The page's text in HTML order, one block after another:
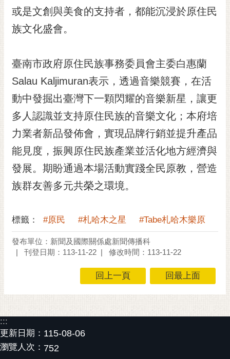
資
料
宣
告
市
交
通
置
或是文創與美食的支持者，都能沉浸於原住民
族文化盛會。
臺南市政府原住民族事務委員會主委白惠蘭
Salau Kaljimuran表示，透過音樂競賽，在活
動中發掘出臺灣下一顆閃耀的音樂新星，讓更
多人認識並支持原住民族的音樂文化；本府培
力業者新品發佈會，實現品牌行銷並提升產品
能見度，振興原住民族產業並活化地方經濟與
發展。期盼通過本場活動實踐全民原教，營造
族群友善多元共榮之環境。
標籤： #原民 #札哈木之星 #Tabe札哈木樂原
發布單位：新聞及國際關係處新聞傳播科
刊登日期：113-11-22
修改時間：113-11-22
回上一頁 回最上面
:::
更新日期： 115-08-06
瀏覽人次： 752